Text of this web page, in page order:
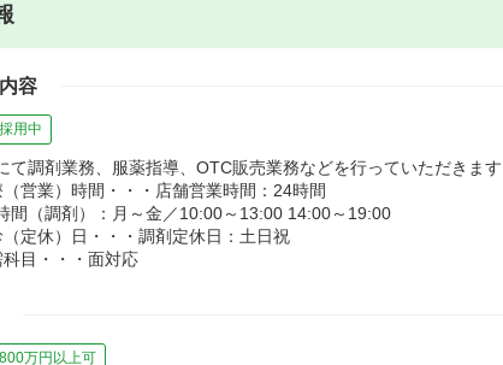
容
用中
て調剤業務、服薬指導、OTC販売業務などを行っていただきます
営業）時間・・・店舗営業時間：24時間
間（調剤）：月～金／10:00～13:00 14:00～19:00
定休）日・・・調剤定休日：土日祝
目・・・面対応
万円以上可